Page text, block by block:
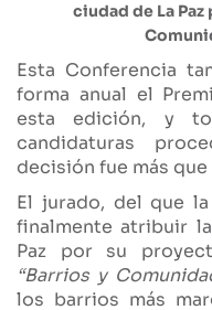
ciudad de La
Esta Conferencia
forma anual el
esta edición, y
candidaturas
decisión fue más
El jurado, del que
finalmente atribuir
Paz por su
“Barrios y
los barrios más